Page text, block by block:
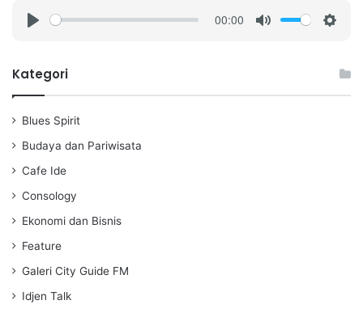
a
00:00
Kategori
Blues Spirit
Budaya dan Pariwisata
Cafe Ide
Consology
Ekonomi dan Bisnis
Feature
Galeri City Guide FM
Idjen Talk